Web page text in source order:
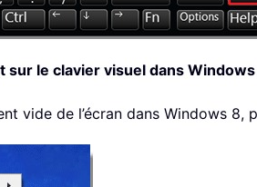
le clavier visuel dans
vide de l’écran dans Windows 8,